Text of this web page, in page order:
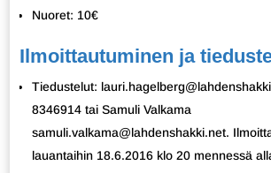
Nuoret: 10€
Ilmoittautuminen ja
Tiedustelut:
8346914 tai Samuli Valkama
samuli.valkama@lahdenshakki.net.
lauantaihin 18.6.2016 klo 20 mennessä